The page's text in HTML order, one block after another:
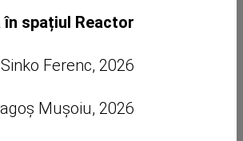
spațiul Reactor
Ferenc, 2026
Mușoiu, 2026